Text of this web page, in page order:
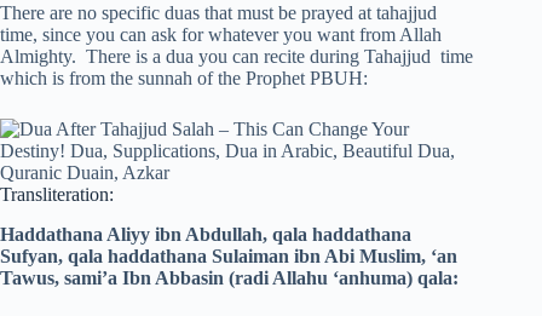
There are no specific duas that must be prayed at tahajjud
time, since you can ask for whatever you want from Allah
Almighty. There is a dua you can recite during Tahajjud time
which is from the sunnah of the Prophet PBUH:
Transliteration:
Haddathana Aliyy ibn Abdullah, qala haddathana
Sufyan, qala haddathana Sulaiman ibn Abi Muslim, ‘an
Tawus, sami’a Ibn Abbasin (radi Allahu ‘anhuma) qala: